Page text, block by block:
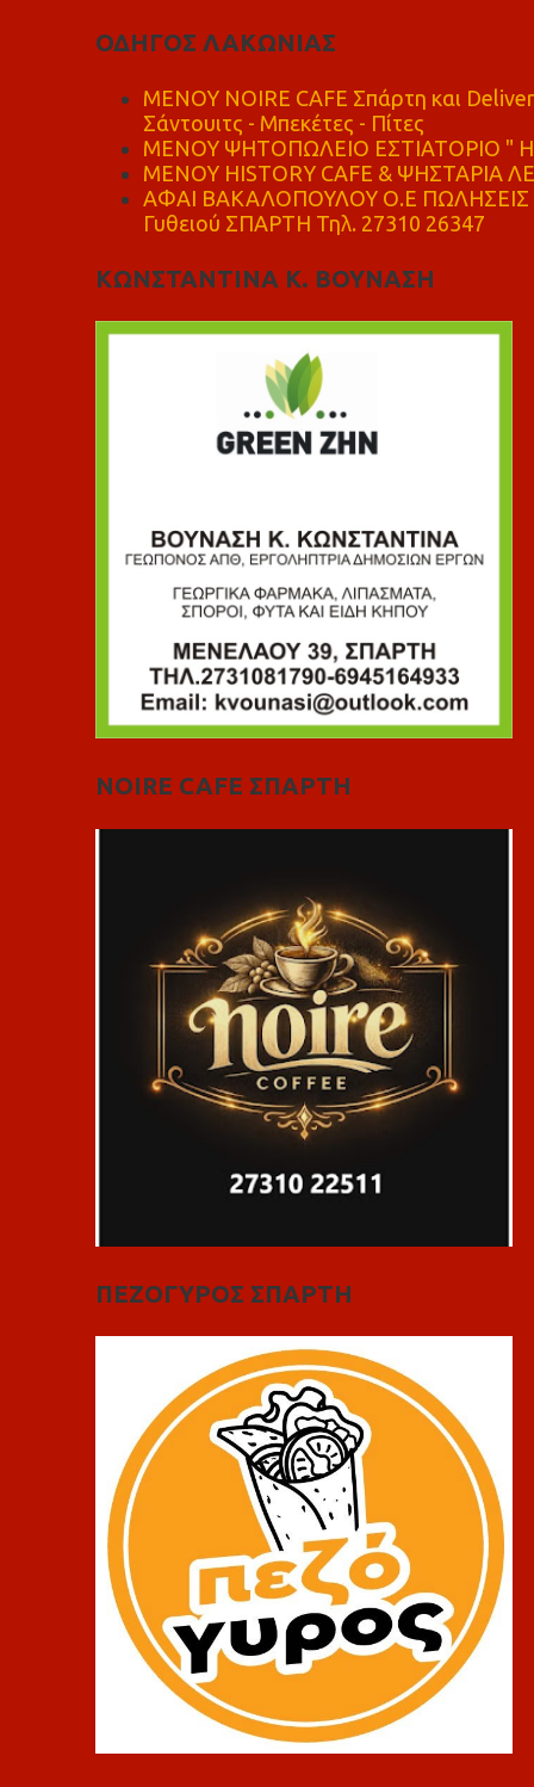
ΟΔΗΓΟΣ ΛΑΚΩΝΙΑΣ
MENOY NOIRE CAFE Σπάρτη και
Σάντουιτς - Μπεκέτες - Πίτες
ΜΕΝΟΥ ΨΗΤΟΠΩΛΕΙΟ ΕΣΤΙΑΤΟΡΙΟ "
ΜΕΝΟΥ HISTORY CAFE & ΨΗΣΤΑΡΙΑ
ΑΦΑΙ ΒΑΚΑΛΟΠΟΥΛΟΥ Ο.Ε ΠΩΛΗΣΕΙΣ
Γυθειού ΣΠΑΡΤΗ Τηλ. 27310 26347
ΚΩΝΣΤΑΝΤΙΝΑ Κ. ΒΟΥΝΑΣΗ
NOIRE CAFE ΣΠΑΡΤΗ
ΠΕΖΟΓΥΡΟΣ ΣΠΑΡΤΗ